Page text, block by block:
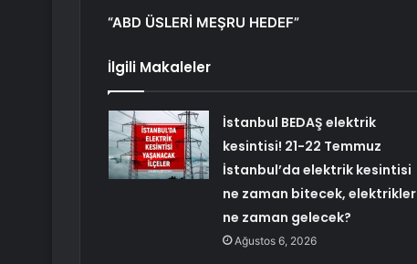
“ABD ÜSLERİ MEŞRU HEDEF”
İlgili Makaleler
İstanbul BEDAŞ elektrik
kesintisi! 21-22 Temmuz
İstanbul’da elektrik kesintisi
ne zaman bitecek, elektrikler
ne zaman gelecek?
Ağustos 6, 2026